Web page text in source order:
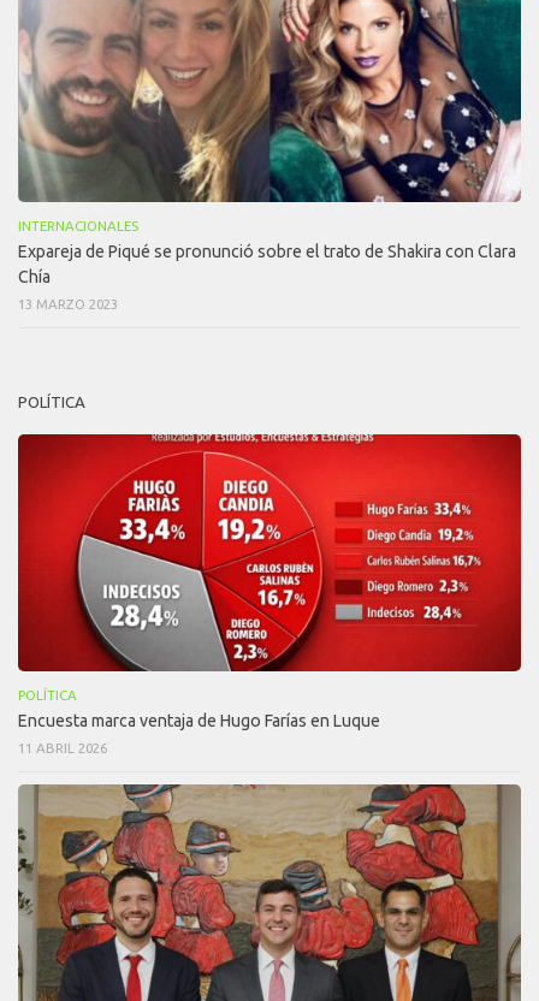
INTERNACIONALES
Expareja de Piqué se pronunció sobre el trato de Shakira con Clara
Chía
13 MARZO 2023
POLÍTICA
POLÍTICA
Encuesta marca ventaja de Hugo Farías en Luque
11 ABRIL 2026